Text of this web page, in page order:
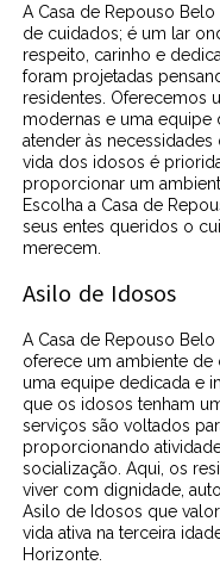
A Casa de Repouso
de cuidados; é um lar
respeito, carinho e
foram projetadas
residentes. Oferecemos
modernas e uma equipe
atender às
vida dos idosos é
proporcionar um
Escolha a Casa de
seus entes queridos o
merecem.
Asilo de Idosos
A Casa de Repouso
oferece um ambiente de
uma equipe dedicada e
que os idosos tenham
serviços são voltados
proporcionando
socialização. Aqui, os
viver com dignidade,
Asilo de Idosos que
vida ativa na terceira
Horizonte.